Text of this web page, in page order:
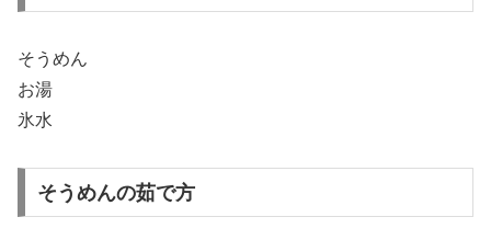
そうめん
お湯
氷水
そうめんの茹で方